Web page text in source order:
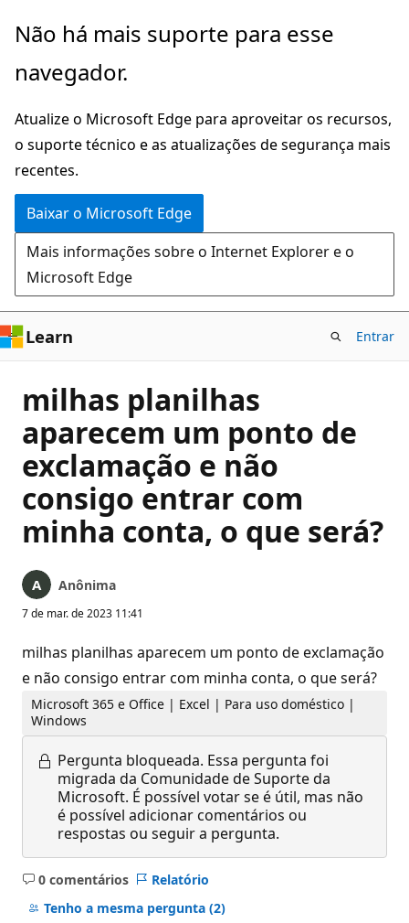
Pular
o
principal
Não há mais suporte para esse
navegador.
Atualize o Microsoft Edge para aproveitar os recursos,
o suporte técnico e as atualizações de segurança mais
recentes.
Baixar o Microsoft Edge
Mais informações sobre o Internet Explorer e o
Microsoft Edge
Learn Entrar
milhas planilhas
aparecem um ponto de
exclamação e não
consigo entrar com
minha conta, o que será?
Anônima
7 de mar. de 2023 11:41
milhas planilhas aparecem um ponto de exclamação
e não consigo entrar com minha conta, o que será?
Microsoft 365 e Office | Excel | Para uso doméstico |
Windows
Pergunta bloqueada. Essa pergunta foi
migrada da Comunidade de Suporte da
Microsoft. É possível votar se é útil, mas não
é possível adicionar comentários ou
respostas ou seguir a pergunta.
0 comentários
Sem
comentários
Relatório
Tenho a mesma pergunta (2)